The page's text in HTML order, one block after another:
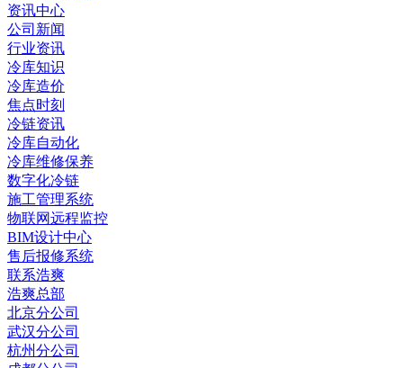
资讯中心
公司新闻
行业资讯
冷库知识
冷库造价
焦点时刻
冷链资讯
冷库自动化
冷库维修保养
数字化冷链
施工管理系统
物联网远程监控
BIM设计中心
售后报修系统
联系浩爽
浩爽总部
北京分公司
武汉分公司
杭州分公司